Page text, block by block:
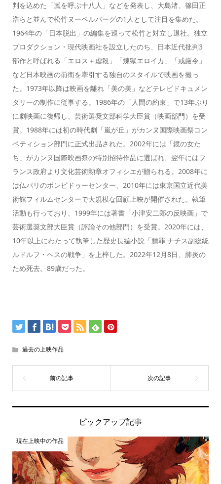
判を込めた「嵐を呼ぶ十八人」などを発表し、大島渚、篠田正
浩らと並んで松竹ヌーベルバーグの1人として注目を集めた。
1964年の「日本脱出」の編集を巡って松竹と対立し退社。独立
プロダクション・現代映画社を設立したのち、日本近代批判3
部作と呼ばれる「エロス＋虐殺」「煉獄エロイカ」「戒厳令」
など日本映画の前衛を牽引する独自のスタイルで映画を撮っ
た。1973年以降は映画を離れ「美の美」などテレビドキュメン
タリーの制作に従事する。1986年の「人間の約束」で13年ぶり
に劇映画に復帰し、芸術選奨文部科学大臣賞（映画部門）を受
賞。1988年には初の時代劇「嵐が丘」がカンヌ国際映画祭コン
ペティション部門に正式出品された。2002年には「鏡の女た
ち」がカンヌ国際映画祭の特別招待作品に選ばれ、翌年にはフ
ランス政府より文化芸術勲章オフィシエが贈られる。2008年に
は仏パリのポンピドゥーセンター、2010年には東京国立近代美
術館フィルムセンターで大規模な回顧上映が開催された。執筆
活動も行っており、1999年には著書「小津安二郎の反映画」で
芸術選奨文部大臣賞（評論その他部門）を受賞。2020年には、
10年以上にわたって執筆した歴史長編小説「贖罪 ナチス副総統
ルドルフ・ヘスの戦争」を上梓した。2022年12月8日、肺炎の
ため死去。89歳だった。
過去の上映作品
ピックアップ記事
現在上映中の作品